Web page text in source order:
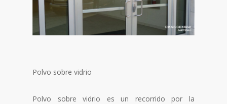
Polvo sobre vidrio
Polvo sobre vidrio es un recorrido por la